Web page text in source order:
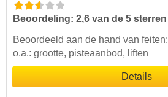
Beoordeling: 2,6 van de 5 sterren
Beoordeeld aan de hand van feiten:
o.a.: grootte, pisteaanbod, liften
Details